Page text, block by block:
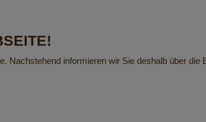
informieren wir Sie deshalb über